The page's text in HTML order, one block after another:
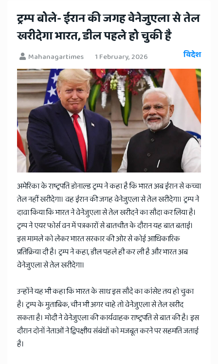
Hindi
News,
Hindi
Samachar,
Jaipur
Rajasthan
News
​ट्रम्प बोले- ईरान की जगह वेनेजुएला से तेल
खरीदेगा भारत, डील पहले हो चुकी है
Mahanagartimes 1 February, 2026 विदेश
अमेरिका के राष्ट्रपति डोनाल्ड ट्रम्प ने कहा है कि भारत अब ईरान से कच्चा
तेल नहीं खरीदेगा। वह ईरान की जगह वेनेजुएला से तेल खरीदेगा। ट्रम्प ने
दावा किया कि भारत ने वेनेजुएला से तेल खरीदने का सौदा कर लिया है।
ट्रम्प ने एयर फोर्स वन में पत्रकारों से बातचीत के दौरान यह बात बताई।
इस मामले को लेकर भारत सरकार की ओर से कोई आधिकारिक
प्रतिक्रिया दी है। ट्रम्प ने कहा, डील पहले ही कर ली है और भारत अब
वेनेजुएला से तेल खरीदेगा।
उन्होंने यह भी कहा कि भारत के साथ इस सौदे का कांसेप्ट तय हो चुका
है। ट्रम्प के मुताबिक, चीन भी अगर चाहे तो वेनेजुएला से तेल खरीद
सकता है। मोदी ने वेनेजुएला की कार्यवाहक राष्ट्रपति से बात की है। इस
दौरान दोनों नेताओं ने द्विपक्षीय संबंधों को मजबूत करने पर सहमति जताई
है।